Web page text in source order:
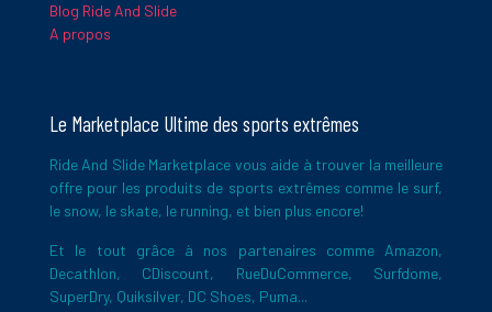
Blog Ride And Slide
A propos
Le Marketplace Ultime des sports extrêmes
Ride And Slide Marketplace vous aide à trouver la meilleure
offre pour les produits de sports extrêmes comme le surf,
le snow, le skate, le running, et bien plus encore!
Et le tout grâce à nos partenaires comme Amazon,
Decathlon, CDiscount, RueDuCommerce, Surfdome,
SuperDry, Quiksilver, DC Shoes, Puma...